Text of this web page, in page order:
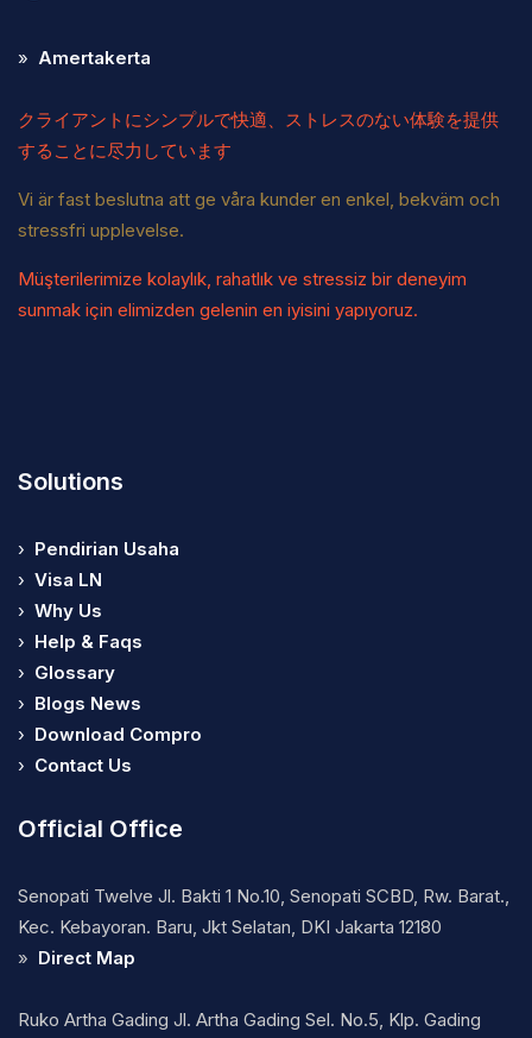
» Amertakerta
クライアントにシンプルで快適、ストレスのない体験を提供
することに尽力しています
Vi är fast beslutna att ge våra kunder en enkel, bekväm och
stressfri upplevelse.
Müşterilerimize kolaylık, rahatlık ve stressiz bir deneyim
sunmak için elimizden gelenin en iyisini yapıyoruz.
Solutions
› Pendirian Usaha
› Visa LN
› Why Us
› Help & Faqs
› Glossary
› Blogs News
› Download Compro
› Contact Us
Official Office
Senopati Twelve Jl. Bakti 1 No.10, Senopati SCBD, Rw. Barat.,
Kec. Kebayoran. Baru, Jkt Selatan, DKI Jakarta 12180
» Direct Map
Ruko Artha Gading Jl. Artha Gading Sel. No.5, Klp. Gading